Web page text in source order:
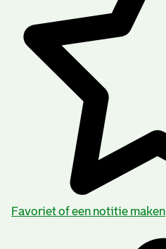
Favoriet of een notitie maken